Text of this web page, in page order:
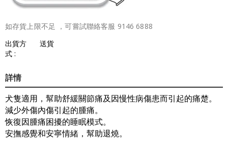
如存貨上限不足 ，可嘗試聯絡客服 9146 6888
出貨方
式 :
送貨
詳情
犬隻適用，幫助舒緩關節痛及因慢性病傷患而引起的痛楚。
減少外傷內傷引起的腫痛。
恢復因腫痛困擾的睡眠模式。
安撫感覺和安寧情緒，幫助退燒。